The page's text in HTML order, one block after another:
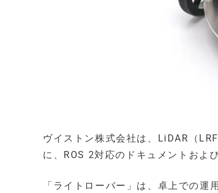
ヴイストン株式会社は、LiDAR（
に、ROS 2対応のドキュメントおよ
「ライトローバー」は、卓上での運